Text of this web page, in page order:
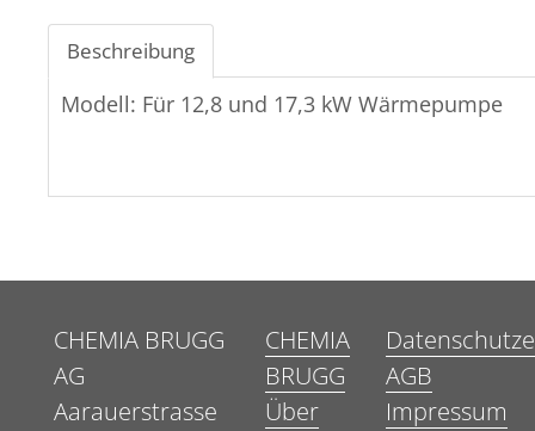
Beschreibung
Modell: Für 12,8 und 17,3 kW Wärmepumpe
CHEMIA BRUGG
AG
Aarauerstrasse
CHEMIA
BRUGG
Über
AGB
Impressum